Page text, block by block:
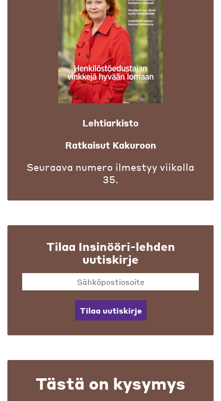
Lehtiarkisto
Ratkaisut Kakuroon
Seuraava numero ilmestyy viikolla
35.
Tilaa Insinööri-lehden
uutiskirje
Tilaa uutiskirje
Tästä on kysymys